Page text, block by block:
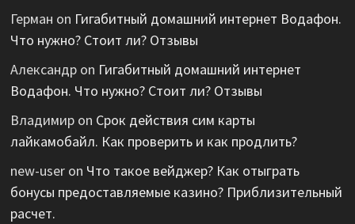
Герман on Гигабитный домашний интернет Водафон.
Что нужно? Стоит ли? Отзывы
Александрon Гигабитный домашний интернет
Водафон. Что нужно? Стоит ли? Отзывы
Владимирon Срок действия сим карты
лайкамобайл. Как проверить и как продлить?
new-useron Что такое вейджер? Как отыграть
бонусы предоставляемые казино? Приблизительный
расчет.